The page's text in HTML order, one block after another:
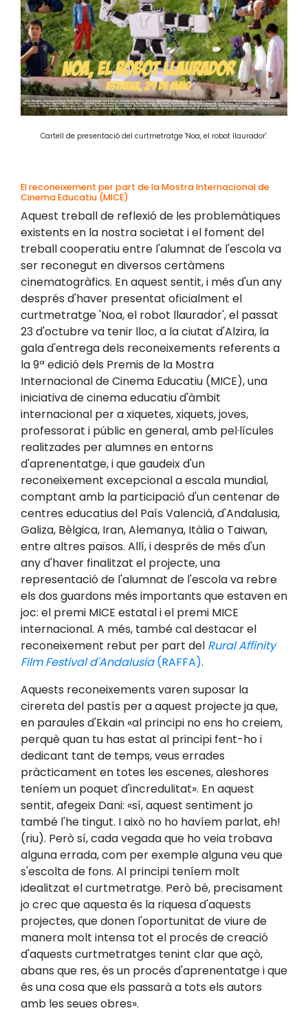
Cartell de presentació del curtmetratge 'Noa, el robot llaurador'.
El reconeixement per part de la Mostra Internacional de
Cinema Educatiu (MICE)
Aquest treball de reflexió de les problemàtiques
existents en la nostra societat i el foment del
treball cooperatiu entre l'alumnat de l'escola va
ser reconegut en diversos certàmens
cinematogràfics. En aquest sentit, i més d'un any
després d'haver presentat oficialment el
curtmetratge 'Noa, el robot llaurador', el passat
23 d'octubre va tenir lloc, a la ciutat d'Alzira, la
gala d'entrega dels reconeixements referents a
la 9ª edició dels Premis de la Mostra
Internacional de Cinema Educatiu (MICE), una
iniciativa de cinema educatiu d'àmbit
internacional per a xiquetes, xiquets, joves,
professorat i públic en general, amb pel·lícules
realitzades per alumnes en entorns
d'aprenentatge, i que gaudeix d'un
reconeixement excepcional a escala mundial,
comptant amb la participació d'un centenar de
centres educatius del País Valencià, d'Andalusia,
Galiza, Bèlgica, Iran, Alemanya, Itàlia o Taiwan,
entre altres països. Allí, i després de més d'un
any d'haver finalitzat el projecte, una
representació de l'alumnat de l'escola va rebre
els dos guardons més importants que estaven en
joc: el premi MICE estatal i el premi MICE
internacional. A més, també cal destacar el
reconeixement rebut per part del Rural Affinity
Film Festival d'Andalusia(RAFFA).
Aquests reconeixements varen suposar la
cirereta del pastís per a aquest projecte ja que,
en paraules d'Ekain «al principi no ens ho creiem,
perquè quan tu has estat al principi fent-ho i
dedicant tant de temps, veus errades
pràcticament en totes les escenes, aleshores
teníem un poquet d'incredulitat». En aquest
sentit, afegeix Dani: «sí, aquest sentiment jo
també l'he tingut. I això no ho havíem parlat, eh!
(riu). Però sí, cada vegada que ho veia trobava
alguna errada, com per exemple alguna veu que
s'escolta de fons. Al principi teníem molt
idealitzat el curtmetratge. Però bé, precisament
jo crec que aquesta és la riquesa d'aquests
projectes, que donen l'oportunitat de viure de
manera molt intensa tot el procés de creació
d'aquests curtmetratges tenint clar que açò,
abans que res, és un procés d'aprenentatge i que
és una cosa que els passarà a tots els autors
amb les seues obres».